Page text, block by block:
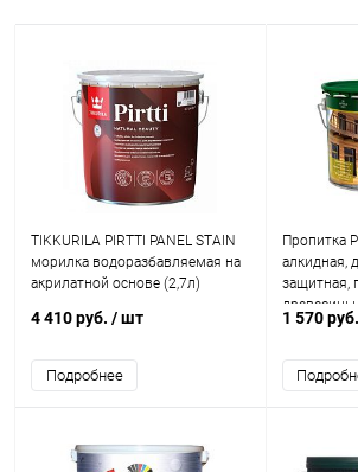
TIKKURILA PIRTTI PANEL STAIN
морилка водоразбавляемая на
акрилатной основе (2,7л)
4 410 руб. / шт
Подробнее
Пропитка
алкидная,
защитная,
1 570 руб.